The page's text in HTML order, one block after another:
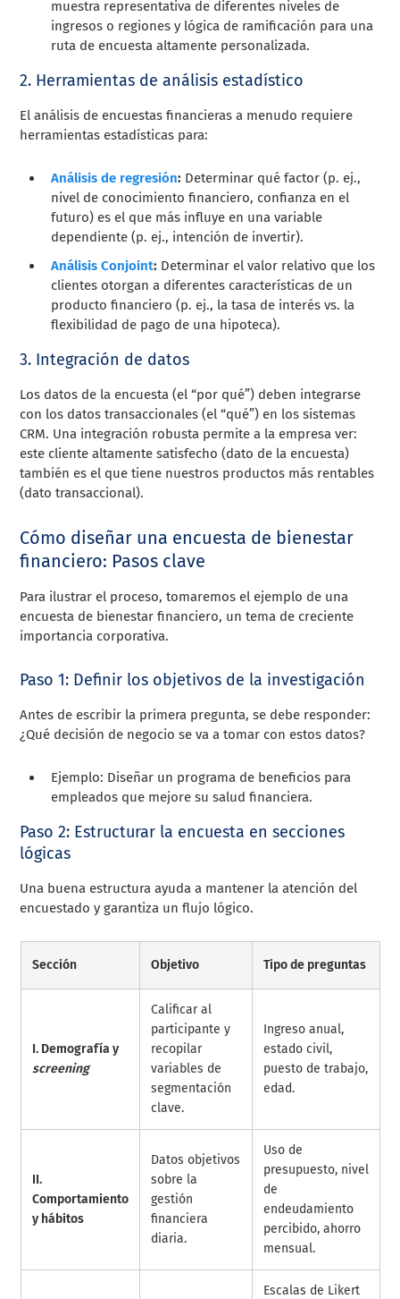
muestra representativa de diferentes niveles de
ingresos o regiones y lógica de ramificación para una
ruta de encuesta altamente personalizada.
2. Herramientas de análisis estadístico
El análisis de encuestas financieras a menudo requiere
herramientas estadísticas para:
Análisis de regresión: Determinar qué factor (p. ej.,
nivel de conocimiento financiero, confianza en el
futuro) es el que más influye en una variable
dependiente (p. ej., intención de invertir).
Análisis Conjoint: Determinar el valor relativo que los
clientes otorgan a diferentes características de un
producto financiero (p. ej., la tasa de interés vs. la
flexibilidad de pago de una hipoteca).
3. Integración de datos
Los datos de la encuesta (el “por qué”) deben integrarse
con los datos transaccionales (el “qué”) en los sistemas
CRM. Una integración robusta permite a la empresa ver:
este cliente altamente satisfecho (dato de la encuesta)
también es el que tiene nuestros productos más rentables
(dato transaccional).
Cómo diseñar una encuesta de bienestar
financiero: Pasos clave
Para ilustrar el proceso, tomaremos el ejemplo de una
encuesta de bienestar financiero, un tema de creciente
importancia corporativa.
Paso 1: Definir los objetivos de la investigación
Antes de escribir la primera pregunta, se debe responder:
¿Qué decisión de negocio se va a tomar con estos datos?
Ejemplo: Diseñar un programa de beneficios para
empleados que mejore su salud financiera.
Paso 2: Estructurar la encuesta en secciones
lógicas
Una buena estructura ayuda a mantener la atención del
encuestado y garantiza un flujo lógico.
Sección Objetivo Tipo de preguntas
I. Demografía y
screening
Calificar al
participante y
recopilar
variables de
segmentación
clave.
Ingreso anual,
estado civil,
puesto de trabajo,
edad.
II.
Comportamiento
y hábitos
Datos objetivos
sobre la
gestión
financiera
diaria.
Uso de
presupuesto, nivel
de
endeudamiento
percibido, ahorro
mensual.
Escalas de Likert